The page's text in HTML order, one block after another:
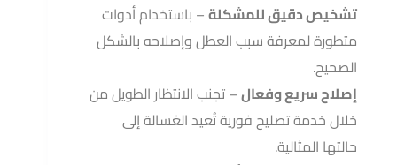
تشخيص دقيق للمشكلة– باستخدام أدوات
متطورة لمعرفة سبب العطل وإصلاحه بالشكل
الصحيح.
إصلاح سريع وفعال– تجنب الانتظار الطويل من
خلال خدمة تصليح فورية تُعيد الغسالة إلى
حالتها المثالية.